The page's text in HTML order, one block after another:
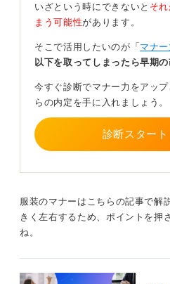
いざという時にできないと そ
まう可能性があります。
そこで活用したいのが「 マナ
以下を取ってしまったら早期
今すぐ診断でマナー力をアッ
らの内定を手に入れましょう。
診断スタート
服装のマナーはこちらの記事で解
きく左右するため、ポイントを押
ね。